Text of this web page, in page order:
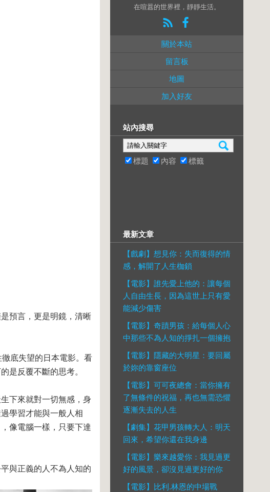
預言，更是明鏡，清晰
底失望的日本電影。看
是反覆不斷的思考。
下來就對一切無感，身
學習才能與一般人相
像電腦一樣，只要下達
與正義的人不為人知的
在喧囂的世界裡，靜靜生活。
關於本站
留言板
地圖
加入好友
站內搜尋
標題 內容 標籤
最新文章
【戲劇】想見你：失而復得的情
感，解開了人生枷鎖
【電影】誰先愛上他的：讓每個
人自由生長，因為這世上只有愛
能減少傷害
【電影】奇蹟男孩：給每個人心
中那些不為人知的掙扎一個擁抱
【電影】隱藏的大明星：要回屬
於妳的靠窗座位
【電影】可可夜總會：當你擁有
了無條件的祝福，再也無需恐懼
逐漸失去的人生
【劇集】花甲男孩轉大人：明天
回來，希望你還在我身邊
【電影】樂來越愛你：我見過更
好的風景，卻沒見過更好的你
【電影】比利.林恩的中場戰